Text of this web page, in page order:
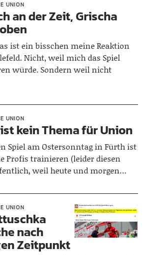
UNION
an der Zeit, Grischa
ist ein bisschen meine Reaktion
Nicht, weil mich das Spiel
würde. Sondern weil nicht
UNION
kein Thema für Union
Spiel am Ostersonntag in Fürth ist
Profis trainieren (leider diesen
weil heute und morgen…
UNION
nach
Zeitpunkt